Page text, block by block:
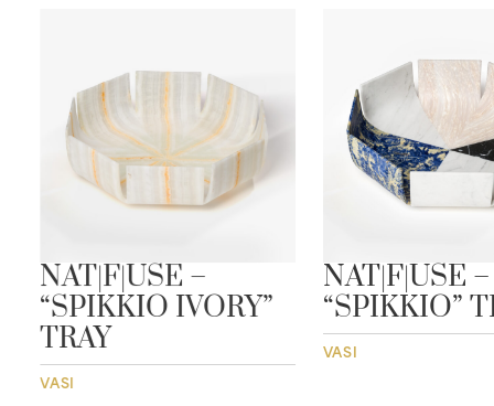
NAT|F|USE –
“SPIKKIO IVORY”
TRAY
VASI
NAT|F|USE –
“SPIKKIO”
VASI